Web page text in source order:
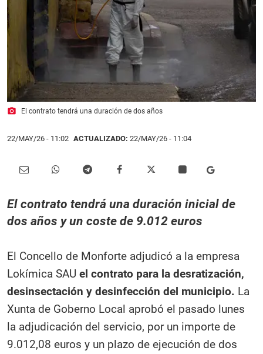
photo_camera El contrato tendrá una duración de dos años
22/MAY/26 - 11:02 ACTUALIZADO: 22/MAY/26 - 11:04
El contrato tendrá una duración inicial de
dos años y un coste de 9.012 euros
El Concello de Monforte adjudicó a la empresa
Lokímica SAU el contrato para la desratización,
desinsectación y desinfección del municipio. La
Xunta de Goberno Local aprobó el pasado lunes
la adjudicación del servicio, por un importe de
9.012,08 euros y un plazo de ejecución de dos